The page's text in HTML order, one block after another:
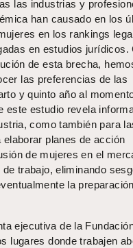
las industrias y
han causado en los
en los rankings
en estudios jurídicos.
de esta brecha,
las preferencias de las
y quinto año al
este estudio revela
como también para
planes de acción
de mujeres en el
trabajo, eliminando
la
ejecutiva de la
lugares donde trabajen